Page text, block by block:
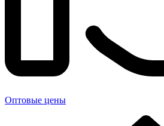
Оптовые цены